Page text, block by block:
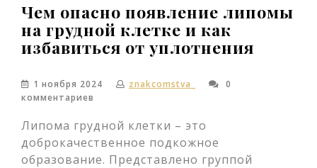
Чем опасно появление липомы
на грудной клетке и как
избавиться от уплотнения
1 ноября 2024 znakcomstva_
0
комментариев
Липома грудной клетки – это
доброкачественное подкожное
образование. Представлено группой